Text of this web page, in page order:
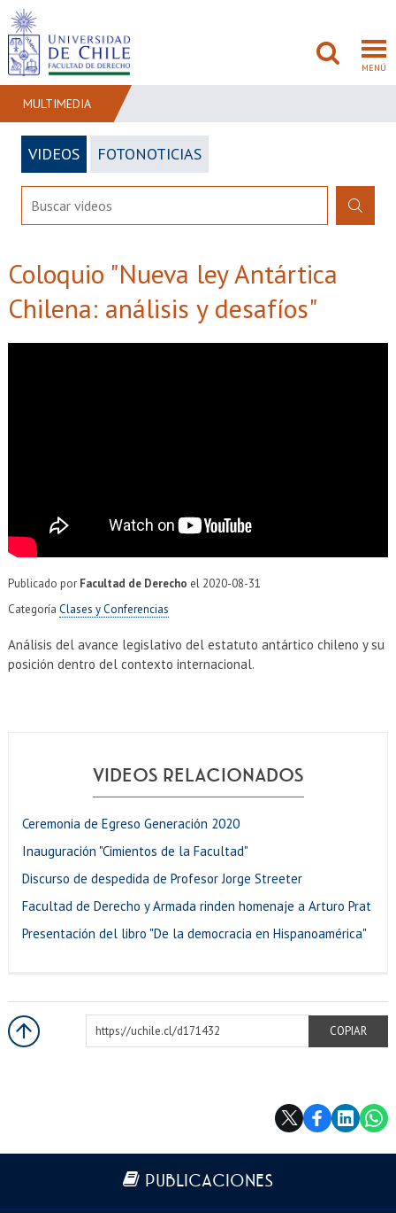
MENÚ
FACULTAD
ADMISIÓN
INVESTIGACIÓN
MULTIMEDIA
VIDEOS FOTONOTICIAS
Coloquio "Nueva ley Antártica
Chilena: análisis y desafíos"
Publicado por Facultad de Derecho el 2020-08-31
Categoría Clases y Conferencias
Análisis del avance legislativo del estatuto antártico chileno y su
posición dentro del contexto internacional.
VIDEOS RELACIONADOS
Ceremonia de Egreso Generación 2020
Inauguración "Cimientos de la Facultad"
Discurso de despedida de Profesor Jorge Streeter
Facultad de Derecho y Armada rinden homenaje a Arturo Prat
Presentación del libro "De la democracia en Hispanoamérica"
https://uchile.cl/d171432
COPIAR
Más información
PUBLICACIONES